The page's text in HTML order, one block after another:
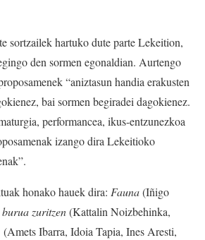
sortzailek hartuko dute parte Lekeition,
den sormen egonaldian. Aurtengo
“aniztasun handia erakusten
bai sormen begiradei dagokienez.
performancea, ikus-entzunezkoa
izango dira Lekeitioko
honako hauek dira: Fauna(Iñigo
zuritzen(Kattalin Noizbehinka,
(Amets Ibarra, Idoia Tapia, Ines Aresti,